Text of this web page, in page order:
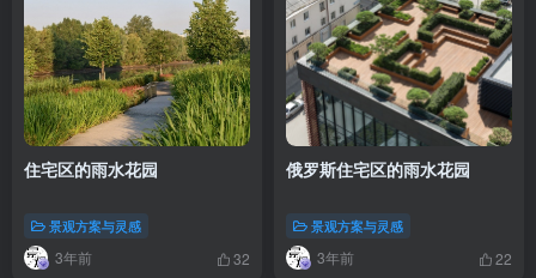
住宅区的雨水花园
景观方案与灵感
3年前 32
俄罗斯住宅区的雨水花园
景观方案与灵感
3年前 22